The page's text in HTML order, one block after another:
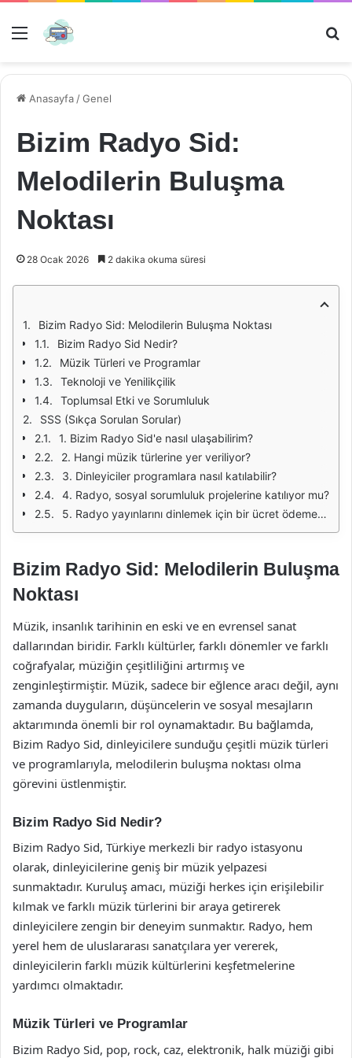
Menü
Anasayfa /Genel
Bizim Radyo Sid:
Melodilerin Buluşma
Noktası
28 Ocak 2026 2 dakika okuma süresi
Bizim Radyo Sid: Melodilerin Buluşma Noktası
Bizim Radyo Sid Nedir?
Müzik Türleri ve Programlar
Teknoloji ve Yenilikçilik
Toplumsal Etki ve Sorumluluk
SSS (Sıkça Sorulan Sorular)
1. Bizim Radyo Sid'e nasıl ulaşabilirim?
2. Hangi müzik türlerine yer veriliyor?
3. Dinleyiciler programlara nasıl katılabilir?
4. Radyo, sosyal sorumluluk projelerine katılıyor mu?
5. Radyo yayınlarını dinlemek için bir ücret ödemem gerekiyor mu?
Bizim Radyo Sid: Melodilerin Buluşma
Noktası
Müzik, insanlık tarihinin en eski ve en evrensel sanat
dallarından biridir. Farklı kültürler, farklı dönemler ve farklı
coğrafyalar, müziğin çeşitliliğini artırmış ve
zenginleştirmiştir. Müzik, sadece bir eğlence aracı değil, aynı
zamanda duyguların, düşüncelerin ve sosyal mesajların
aktarımında önemli bir rol oynamaktadır. Bu bağlamda,
Bizim Radyo Sid, dinleyicilere sunduğu çeşitli müzik türleri
ve programlarıyla, melodilerin buluşma noktası olma
görevini üstlenmiştir.
Bizim Radyo Sid Nedir?
Bizim Radyo Sid, Türkiye merkezli bir radyo istasyonu
olarak, dinleyicilerine geniş bir müzik yelpazesi
sunmaktadır. Kuruluş amacı, müziği herkes için erişilebilir
kılmak ve farklı müzik türlerini bir araya getirerek
dinleyicilere zengin bir deneyim sunmaktır. Radyo, hem
yerel hem de uluslararası sanatçılara yer vererek,
dinleyicilerin farklı müzik kültürlerini keşfetmelerine
yardımcı olmaktadır.
Müzik Türleri ve Programlar
Bizim Radyo Sid, pop, rock, caz, elektronik, halk müziği gibi